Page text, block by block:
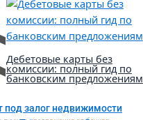
под залог недвижимости
Дебетовые карты без
комиссии: полный гид по
банковским предложениям